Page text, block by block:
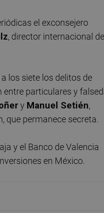
el exconsejero
, director internacional de
los siete los delitos de
particulares y
y Manuel Setién,
que permanece secreta.
y el Banco de Valencia
en México.